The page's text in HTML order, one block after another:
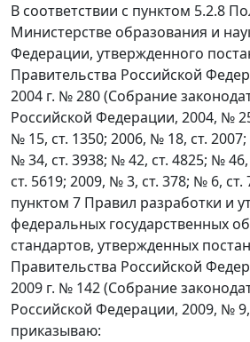
В соответствии с пунктом 5.2.8
Министерстве образования и
Федерации, утвержденного
Правительства Российской
2004 г. № 280 (Собрание
Российской Федерации, 2004, №
№ 15, ст. 1350; 2006, № 18, ст.
№ 34, ст. 3938; № 42, ст. 4825; №
ст. 5619; 2009, № 3, ст. 378; № 6, ст.
пунктом 7 Правил разработки и
федеральных государственных
стандартов, утвержденных
Правительства Российской
2009 г. № 142 (Собрание
Российской Федерации, 2009, № 9,
приказываю: